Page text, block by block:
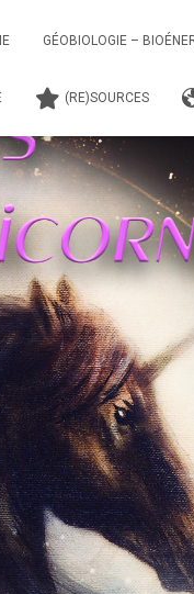
GÉOBIOLOGIE –
(RE)SOURCES